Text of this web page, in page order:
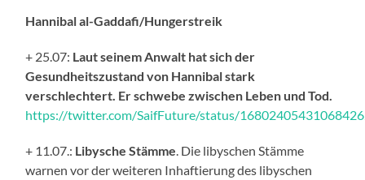
Hannibal al-Gaddafi/Hungerstreik
+ 25.07: Laut seinem Anwalt hat sich der
Gesundheitszustand von Hannibal stark
verschlechtert. Er schwebe zwischen Leben und Tod.
https://twitter.com/SaifFuture/status/
+ 11.07.: Libysche Stämme. Die libyschen Stämme
warnen vor der weiteren Inhaftierung des libyschen